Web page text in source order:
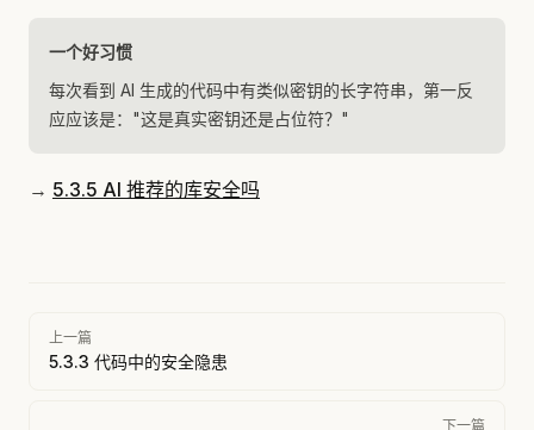
一个好习惯
每次看到 AI 生成的代码中有类似密钥的长字符串，第一反
应应该是："这是真实密钥还是占位符？"
→ 5.3.5 AI 推荐的库安全吗
Pager
上一篇
5.3.3 代码中的安全隐患
下一篇